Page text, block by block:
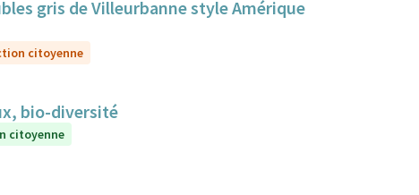
gris de Villeurbanne style Amérique
citoyenne
bio-diversité
citoyenne